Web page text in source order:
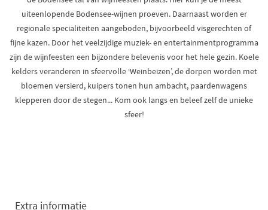
uiteenlopende Bodensee-wijnen proeven. Daarnaast worden er
regionale specialiteiten aangeboden, bijvoorbeeld visgerechten of
fijne kazen. Door het veelzijdige muziek- en entertainmentprogramma
zijn de wijnfeesten een bijzondere belevenis voor het hele gezin. Koele
kelders veranderen in sfeervolle ‘Weinbeizen’, de dorpen worden met
bloemen versierd, kuipers tonen hun ambacht, paardenwagens
klepperen door de stegen... Kom ook langs en beleef zelf de unieke
sfeer!
Extra informatie